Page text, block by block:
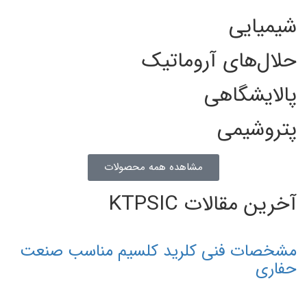
شیمیایی
حلال‌های آروماتیک
پالایشگاهی
پتروشیمی
مشاهده همه محصولات
آخرین مقالات KTPSIC
مشخصات فنی کلرید کلسیم مناسب صنعت
حفاری